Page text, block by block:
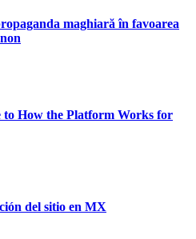
maghiară în favoarea
to How the Platform Works for
del sitio en MX